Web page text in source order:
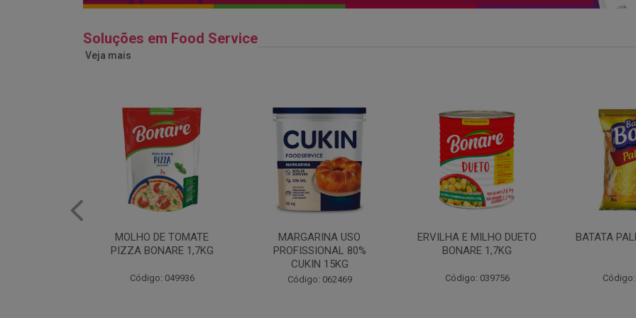
Soluções em Food Service
Veja mais
MARGARINA USO
PROFISSIONAL 80%
Código: 062469
ERVILHA E MILHO DUETO
BONARE 1,7KG
Código: 039756
BATATA PALHA BOA 1KG
Código: 052647